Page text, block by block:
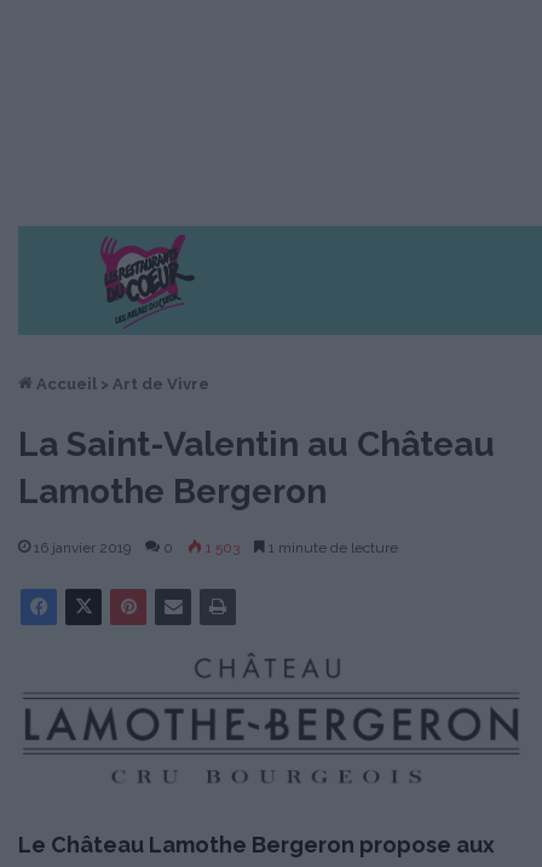
Accueil > Art de Vivre
La Saint-Valentin au Château
Lamothe Bergeron
16 janvier 2019 0 1 503 1 minute de lecture
Le Château Lamothe Bergeron propose aux